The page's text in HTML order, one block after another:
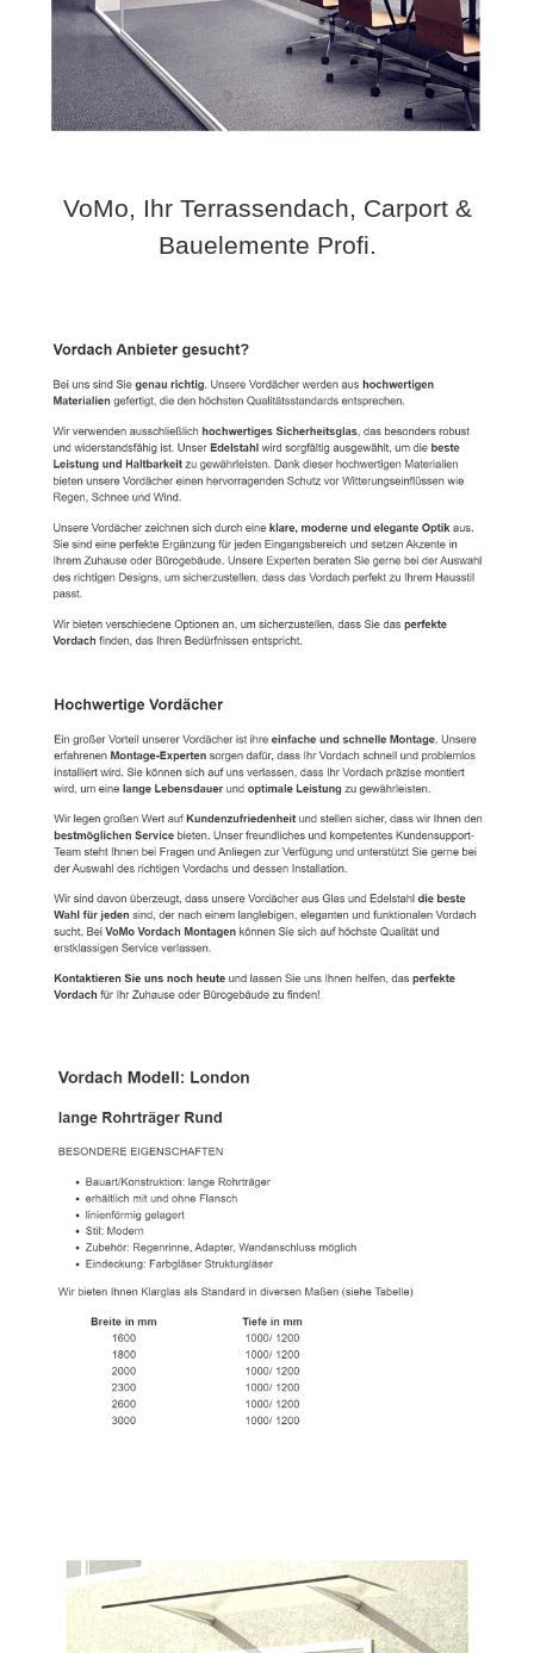
VoMo, Ihr Terrassendach, Carport &
Bauelemente Profi.